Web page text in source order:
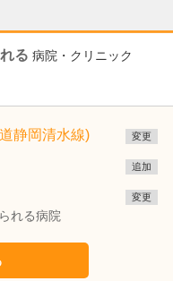
る 病院・クリニック
静岡清水線) 変更
追加
れる病院
変更